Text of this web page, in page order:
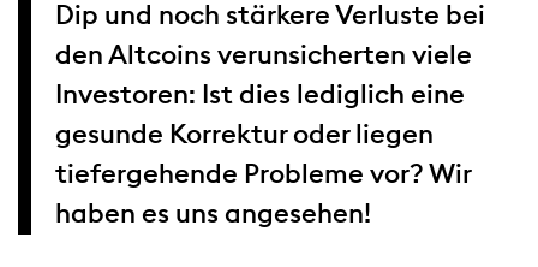
Dip und noch stärkere Verluste bei
den Altcoins verunsicherten viele
Investoren: Ist dies lediglich eine
gesunde Korrektur oder liegen
tiefergehende Probleme vor? Wir
haben es uns angesehen!